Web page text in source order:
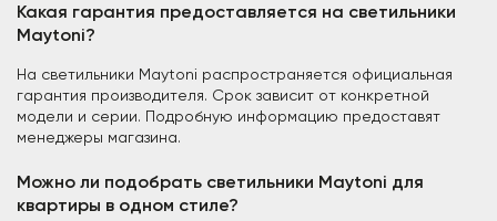
Какая гарантия предоставляется на светильники
Maytoni?
На светильники Maytoni распространяется официальная
гарантия производителя. Срок зависит от конкретной
модели и серии. Подробную информацию предоставят
менеджеры магазина.
Можно ли подобрать светильники Maytoni для
квартиры в одном стиле?